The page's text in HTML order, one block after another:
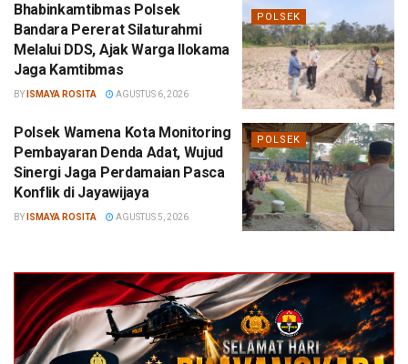
POLSEK
Bhabinkamtibmas Polsek
Bandara Pererat Silaturahmi
Melalui DDS, Ajak Warga Ilokama
Jaga Kamtibmas
BY ISMAYA ROSITA AGUSTUS 6, 2026
POLSEK
Polsek Wamena Kota Monitoring
Pembayaran Denda Adat, Wujud
Sinergi Jaga Perdamaian Pasca
Konflik di Jayawijaya
BY ISMAYA ROSITA AGUSTUS 5, 2026